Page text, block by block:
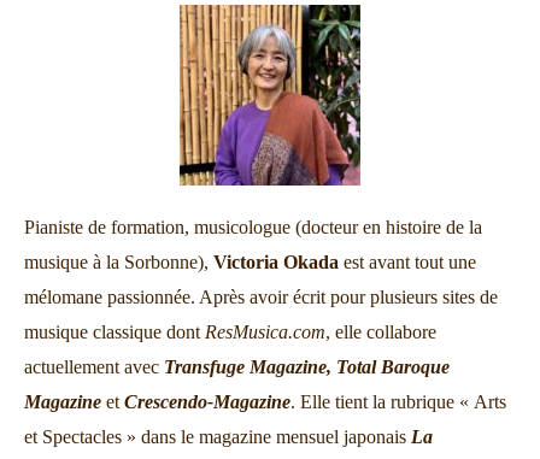
Pianiste de formation, musicologue (docteur en histoire de la
musique à la Sorbonne), Victoria Okada est avant tout une
mélomane passionnée. Après avoir écrit pour plusieurs sites de
musique classique dont ResMusica.com, elle collabore
actuellement avec Transfuge Magazine, Total Baroque
Magazine et Crescendo-Magazine. Elle tient la rubrique « Arts
et Spectacles » dans le magazine mensuel japonais La